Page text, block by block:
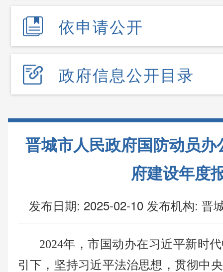
依申请公开
政府信息公开目录
晋城市人民政府国防动员
府建设年度
发布日期: 2025-02-10 发布机构: 晋
2024年，市国动办在习近平新时
引下，坚持习近平法治思想 ，贯彻中央